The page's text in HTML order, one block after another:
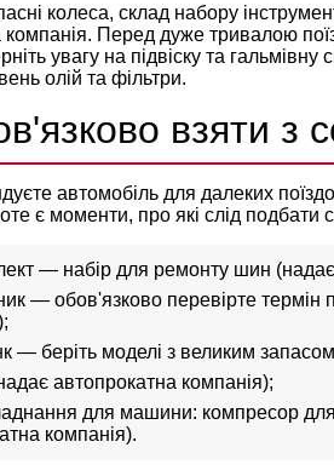
колеса, склад набору
компанія. Перед дуже тривалою
увагу на підвіску та
олій та фільтри.
взяти з
автомобіль для далеких
є моменти, про які слід подбати
— набір для ремонту шин
— обов'язково перевірте термін
— беріть моделі з великим
автопрокатна компанія);
для машини: компресор
компанія).